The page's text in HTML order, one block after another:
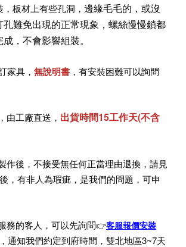
板材上有些孔洞， 邊緣毛毛的，或沒
難免出現的正常現象，螺絲慢慢鎖都
，不會影響組裝。
家具， 無說明書 ，有安裝困難可以詢問
由工廠直送， 出貨時間15工作天(不含
作後，不接受無任何正當理由退換，請見
，有非人為瑕疵，是我們的問題，可申
務的客人，可以先詢問👉客服報價安裝
通知我們約定到府時間，雙北地區3~7天